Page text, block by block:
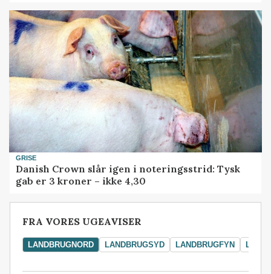
GRISE
Danish Crown slår igen i noteringsstrid: Tysk
gab er 3 kroner – ikke 4,30
FRA VORES UGEAVISER
LANDBRUGNORD LANDBRUGSYD LANDBRUGFYN